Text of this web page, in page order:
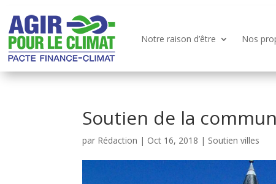
Notre raison d’être Nos
Soutien de la
par Rédaction | Oct 16, 2018 | Soutien villes